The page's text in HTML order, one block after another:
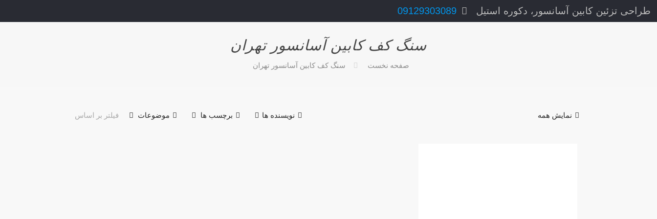
طراحی تزئین کابین آسانسور، دکوره استیل 09129303089
سنگ کف کابین آسانسور تهران
صفحه نخست سنگ کف کابین آسانسور تهران
فیلتر بر اساس موضوعات برچسب ها نویسنده ها نمایش همه